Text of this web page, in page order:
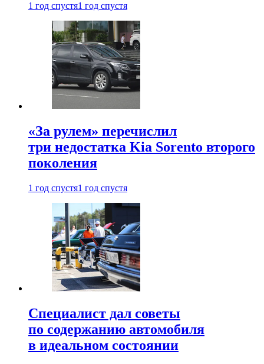
1 год спустя1 год спустя
«За рулем» перечислил
три недостатка Kia Sorento второго
поколения
1 год спустя1 год спустя
Специалист дал советы
по содержанию автомобиля
в идеальном состоянии